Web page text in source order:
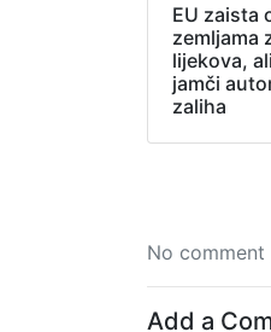
EU zaista
zemljama
lijekova,
jamči
zaliha
No
Add a